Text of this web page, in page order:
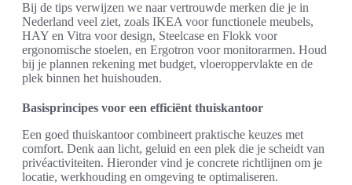
Bij de tips verwijzen we naar vertrouwde merken die je in
Nederland veel ziet, zoals IKEA voor functionele meubels,
HAY en Vitra voor design, Steelcase en Flokk voor
ergonomische stoelen, en Ergotron voor monitorarmen. Houd
bij je plannen rekening met budget, vloeroppervlakte en de
plek binnen het huishouden.
Basisprincipes voor een efficiënt thuiskantoor
Een goed thuiskantoor combineert praktische keuzes met
comfort. Denk aan licht, geluid en een plek die je scheidt van
privéactiviteiten. Hieronder vind je concrete richtlijnen om je
locatie, werkhouding en omgeving te optimaliseren.